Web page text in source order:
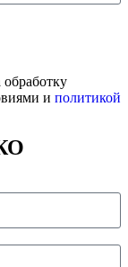
и политикой